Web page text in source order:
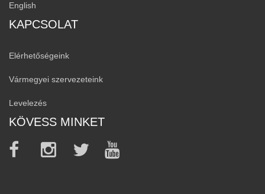
English
KAPCSOLAT
Elérhetőségeink
Vármegyei szervezeteink
Levelezés
KÖVESS MINKET